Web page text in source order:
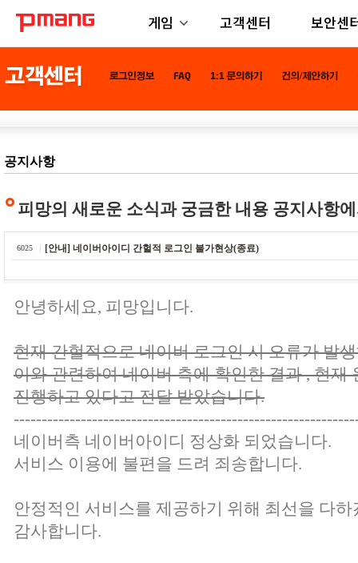
게임 고객센터 보안센
공지사항
피망의 새로운 소식과 궁금한 내용 공지사항
6025 [안내] 네이버아이디 간헐적 로그인 불가현상(종료)
안녕하세요, 피망입니다.
현재 간헐적으로 네이버 로그인 시 오류가 발
이와 관련하여 네이버 측에 확인한 결과 , 현재
진행하고 있다고 전달 받았습니다.
네이버측 네이버아이디 정상화 되었습니다.
서비스 이용에 불편을 드려 죄송합니다.
안정적인 서비스를 제공하기 위해 최선을 다하
감사합니다.